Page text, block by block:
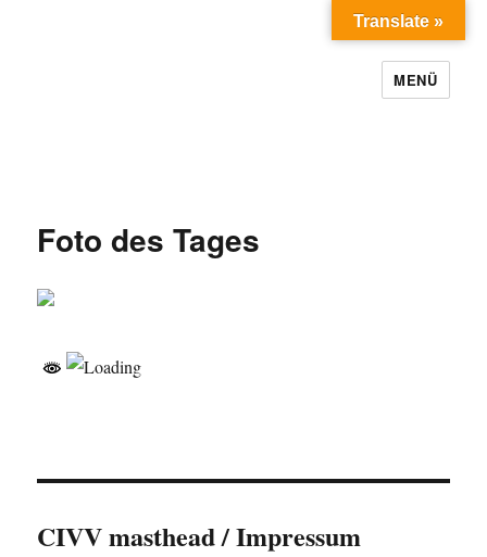
MENÜ
Foto des Tages
CIVV masthead / Impressum
Translate »